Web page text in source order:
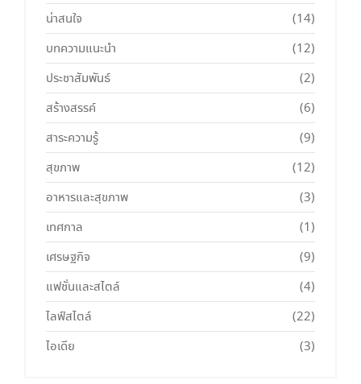
น่าสนใจ
(14)
บทความแนะนำ
(12)
ประชาสัมพันธ์
(2)
สร้างสรรค์
(6)
สาระความรู้
(9)
สุขภาพ
(12)
อาหารและสุขภาพ
(3)
เทศกาล
(1)
เศรษฐกิจ
(9)
แฟชั่นและสไตล์
(4)
ไลฟ์สไตล์
(22)
ไอเดีย
(3)